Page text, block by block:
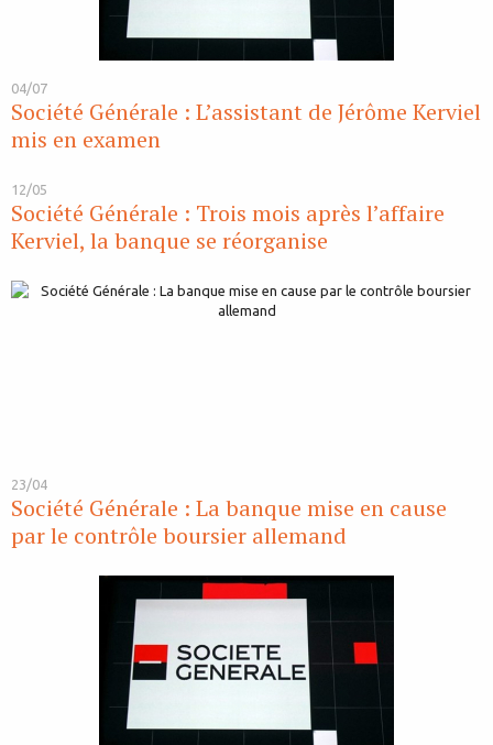
04/07
Société Générale : L’assistant de Jérôme Kerviel
mis en examen
12/05
Société Générale : Trois mois après l’affaire
Kerviel, la banque se réorganise
23/04
Société Générale : La banque mise en cause
par le contrôle boursier allemand